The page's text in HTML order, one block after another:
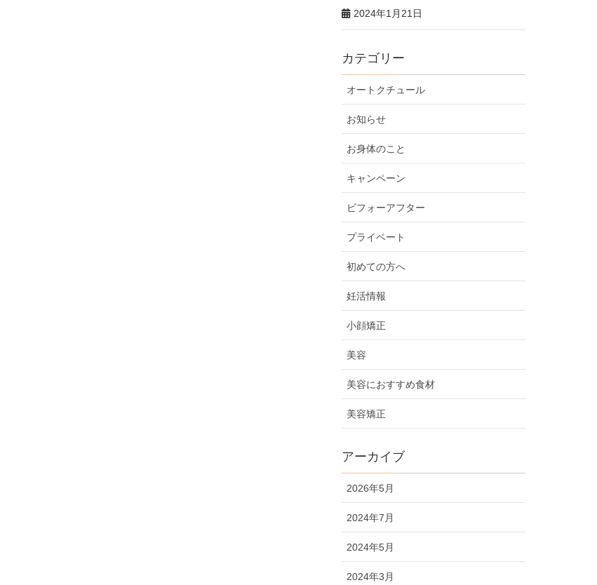
2024年1月21日
カテゴリー
オートクチュール
お知らせ
お身体のこと
キャンペーン
ビフォーアフター
プライベート
初めての方へ
妊活情報
小顔矯正
美容
美容におすすめ食材
美容矯正
アーカイブ
2026年5月
2024年7月
2024年5月
2024年3月